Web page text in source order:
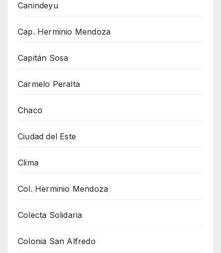
Canindeyu
Cap. Herminio Mendoza
Capitán Sosa
Carmelo Peralta
Chaco
Ciudad del Este
Clima
Col. Herminio Mendoza
Colecta Solidaria
Colonia San Alfredo